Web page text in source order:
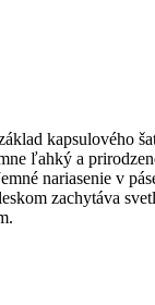
kapsulového
ľahký a
nariasenie v
zachytáva